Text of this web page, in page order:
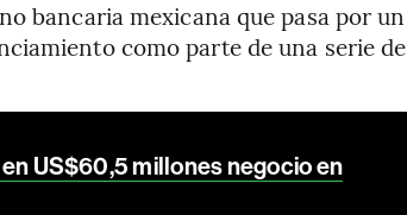
bancaria mexicana que pasa por un
como parte de una serie de
US$60,5 millones negocio en